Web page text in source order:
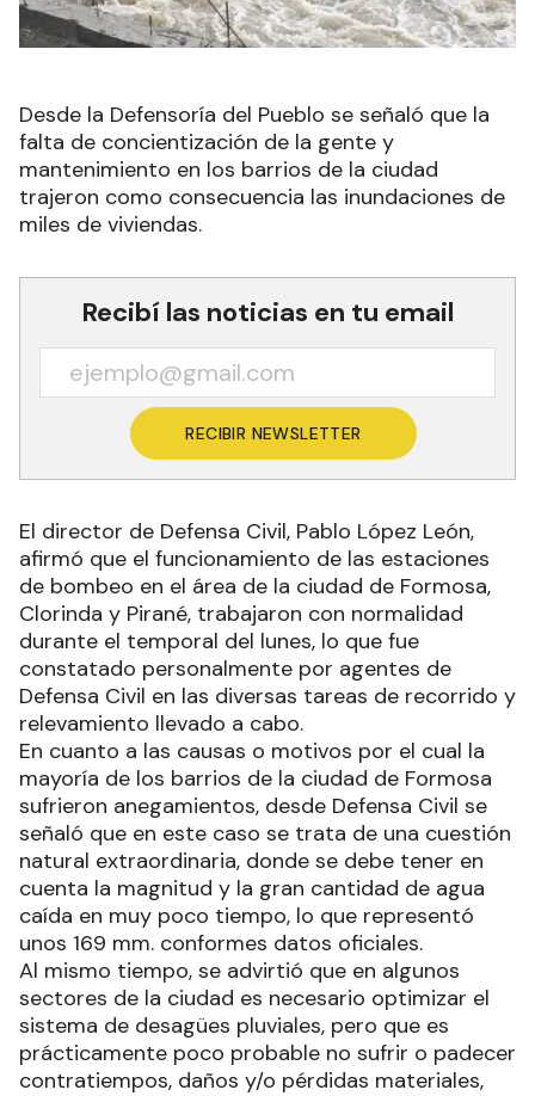
Desde la Defensoría del Pueblo se señaló que la
falta de concientización de la gente y
mantenimiento en los barrios de la ciudad
trajeron como consecuencia las inundaciones de
miles de viviendas.
Recibí las noticias en tu email
RECIBIR NEWSLETTER
El director de Defensa Civil, Pablo López León,
afirmó que el funcionamiento de las estaciones
de bombeo en el área de la ciudad de Formosa,
Clorinda y Pirané, trabajaron con normalidad
durante el temporal del lunes, lo que fue
constatado personalmente por agentes de
Defensa Civil en las diversas tareas de recorrido y
relevamiento llevado a cabo.
En cuanto a las causas o motivos por el cual la
mayoría de los barrios de la ciudad de Formosa
sufrieron anegamientos, desde Defensa Civil se
señaló que en este caso se trata de una cuestión
natural extraordinaria, donde se debe tener en
cuenta la magnitud y la gran cantidad de agua
caída en muy poco tiempo, lo que representó
unos 169 mm. conformes datos oficiales.
Al mismo tiempo, se advirtió que en algunos
sectores de la ciudad es necesario optimizar el
sistema de desagües pluviales, pero que es
prácticamente poco probable no sufrir o padecer
contratiempos, daños y/o pérdidas materiales,